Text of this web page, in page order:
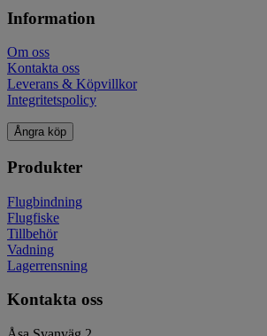
Information
Om oss
Kontakta oss
Leverans & Köpvillkor
Integritetspolicy
Ångra köp
Produkter
Flugbindning
Flugfiske
Tillbehör
Vadning
Lagerrensning
Kontakta oss